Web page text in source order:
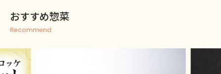
おすすめ惣菜
Recommend